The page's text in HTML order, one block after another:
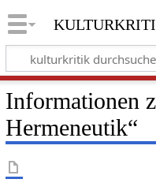
Informationen
Hermeneutik“